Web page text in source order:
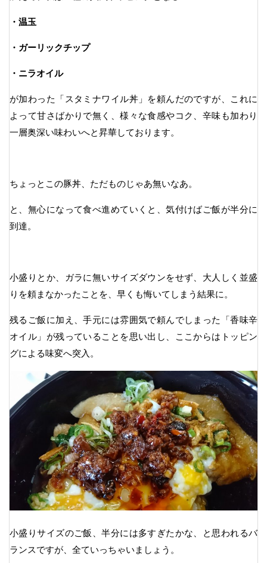
・温玉
・ガーリックチップ
・ニラオイル
が加わった「スタミナワイル丼」を頼んだのですが、これに
よって甘さばかりで無く、様々な食感やコク、辛味も加わり
一層奥深い味わいへと昇華しております。
ちょっとこの豚丼、ただものじゃあ無いなあ。
と、無心になって食べ進めていくと、気付けばご飯が半分に
到達。
小盛りとか、ガラに無いサイズダウンをせず、大人しく並盛
りを頼まなかったことを、早くも悔いてしまう結果に。
残るご飯に加え、手元には雰囲気で頼んでしまった「香味辛
オイル」が残っていることを思い出し、ここからはトッピン
グによる味変へ突入。
小盛りサイズのご飯、半分には多すぎたかな、と思われるバ
ランスですが、全ていっちゃいましょう。